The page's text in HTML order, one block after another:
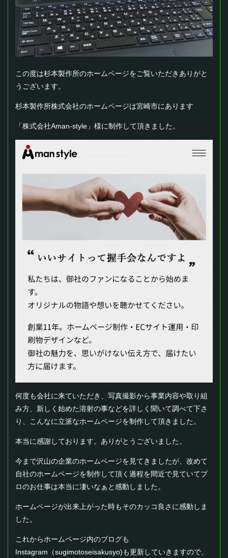
この度は杉本製作所のホームページをご覧いただきありがと
うございます。
杉本製作所株式会社のホームページは宮崎市にあります
「株式会社Aman-style」様に制作して頂きました。
何度も会社に来ていただき、写真撮影から事業内容や取り組
み方、新しく始めた溶射の事などを詳しく聞いて調べて下さ
り、こんなに立派なホームページを制作して頂きました。
本当に感謝しております。ありがとうございました。
今まで沢山の企業のホームページを見てきましたが、改めて
自社のホームページを制作して頂く過程を間近で見ていてプ
ロのお仕事は本当に凄いなぁと感動しました。
ホームページが出来上がった時もそのカッコ良さに感動しま
した。
これからホームページ内のブログも
Instagram（sugimotoseisakusyo)も更新していきますので、